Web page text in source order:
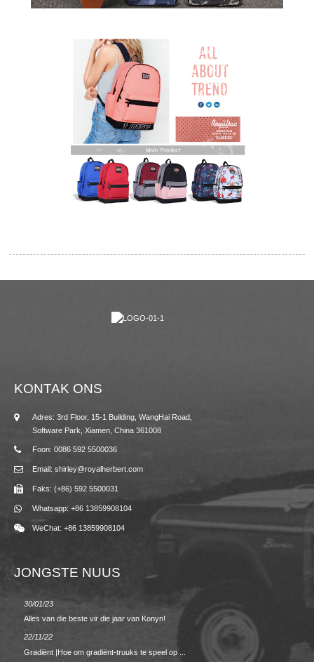
KONTAK ONS
Adres: 3rd Floor, 15-1 Building, WangHai Road,
Software Park, Xiamen, China 361008
Foon: 0086 592 5500036
Email: shirley@royalherbert.com
Faks: (+86) 592 5500031
Whatsapp: +86 13859908104
WeChat: +86 13859908104
JONGSTE NUUS
30/01/23
Alles van die beste vir die jaar van Konyn!
22/11/22
Gradiënt |Hoe om gradiënt-truuks te speel op ...